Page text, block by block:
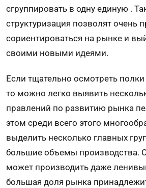
сгруппировать в одну единую .
структуризация позволят очень
сориентироваться на рынке и
своими новыми идеями.
Если тщательно осмотреть
то можно легко выявить
правлений по развитию рынка
этом среди всего этого
выделить несколько главных
большие объемы производства.
может производить даже
большая доля рынка